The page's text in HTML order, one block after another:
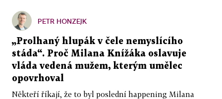
PETR HONZEJK
„Prolhaný hlupák v čele nemyslícího
stáda“. Proč Milana Knížáka oslavuje
vláda vedená mužem, kterým umělec
opovrhoval
Někteří říkají, že to byl poslední happening Milana